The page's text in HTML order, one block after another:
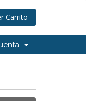
Carrito